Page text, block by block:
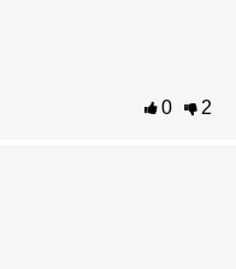
0 2